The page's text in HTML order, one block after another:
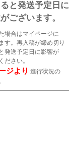
と発送予定日に
ございます。
場合はマイページに
す。再入稿が締め切り
発送予定日に影響が
ださい。
ジより 進行状況の